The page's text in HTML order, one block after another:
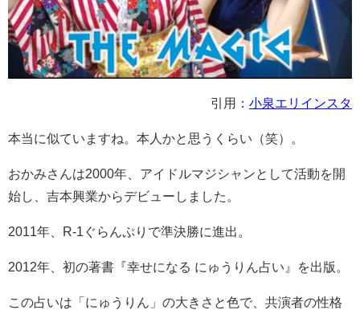
引用： 小泉エリインスタ
本当に似ていますね。本人かと思うくらい（笑）。
おかみさんは2000年、アイドルマジシャンとして活動を開
始し、吉本興業からデビューしました。
2011年、R-1ぐらんぷりで準決勝に進出。
2012年、初の著書『幸せになる にゅうりん占い』を出版。
この占いは「にゅうりん」の大きさと色で、共演者の性格